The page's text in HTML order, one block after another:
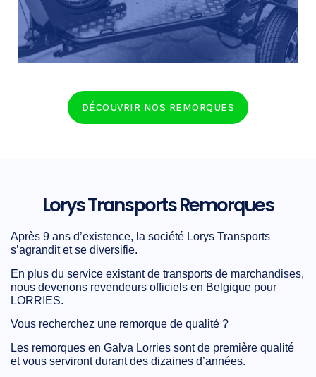
DÉCOUVRIR
DÉCOUVRIR NOS REMORQUES
Lorys Transports Remorques
Après 9 ans d’existence, la société Lorys Transports
s’agrandit et se diversifie.
En plus du service existant de transports de marchandises,
nous devenons revendeurs officiels en Belgique pour
LORRIES.
Vous recherchez une remorque de qualité ?
Les remorques en Galva Lorries sont de première qualité
et vous serviront durant des dizaines d’années.